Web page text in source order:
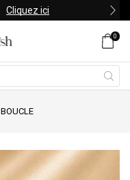
Cliquez ici
0
BOUCLE